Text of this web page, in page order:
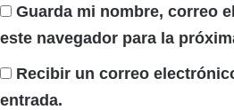
Guarda mi nombre, correo
este navegador para la
Recibir un correo
entrada.